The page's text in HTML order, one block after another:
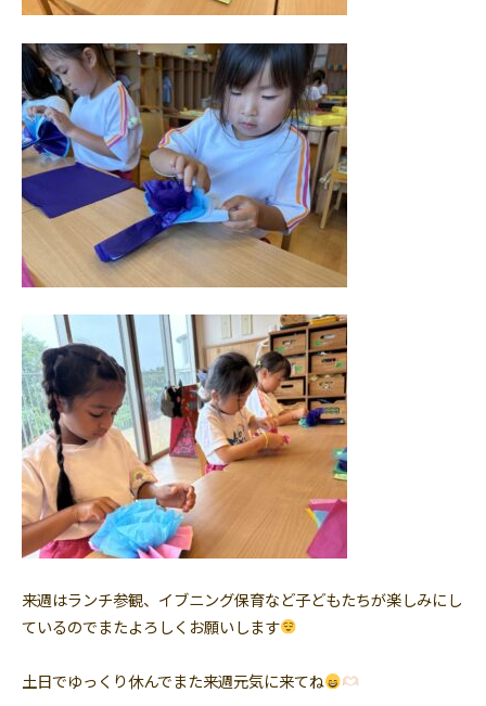
来週はランチ参観、イブニング保育など子どもたちが楽しみにし
ているのでまたよろしくお願いします
土日でゆっくり休んでまた来週元気に来てね